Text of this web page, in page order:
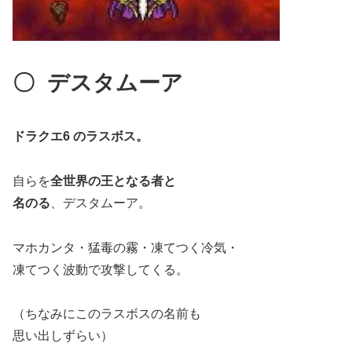
〇 デスタムーア
ドラクエ6 のラスボス。
自らを全世界の王となる者と
名のる 、デスタムーア。
マホカンタ・猛毒の霧・凍てつく冷気・
凍てつく波動で攻撃してくる。
（ちなみにこのラスボスの名前も
思い出しずらい）